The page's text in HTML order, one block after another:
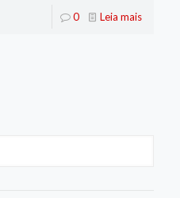
0 Leia mais